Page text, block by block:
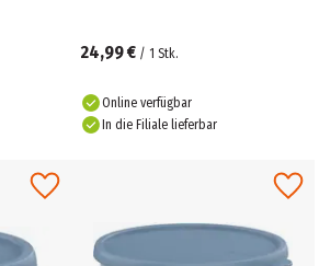
24,99 € / 1 Stk.
Online verfügbar
In die Filiale lieferbar